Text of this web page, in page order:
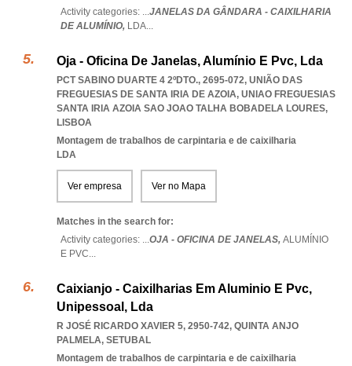
Activity categories: ...JANELAS DA GÂNDARA - CAIXILHARIA
DE ALUMÍNIO, LDA...
Oja - Oficina De Janelas, Alumínio E Pvc, Lda
PCT SABINO DUARTE 4 2ºDTO., 2695-072, UNIÃO DAS
FREGUESIAS DE SANTA IRIA DE AZOIA, UNIAO FREGUESIAS
SANTA IRIA AZOIA SAO JOAO TALHA BOBADELA LOURES,
LISBOA
Montagem de trabalhos de carpintaria e de caixilharia
LDA
Ver empresa Ver no Mapa
Matches in the search for:
Activity categories: ...OJA - OFICINA DE JANELAS, ALUMÍNIO
E PVC...
Caixianjo - Caixilharias Em Aluminio E Pvc,
Unipessoal, Lda
R JOSÉ RICARDO XAVIER 5, 2950-742, QUINTA ANJO
PALMELA, SETUBAL
Montagem de trabalhos de carpintaria e de caixilharia